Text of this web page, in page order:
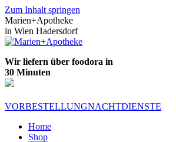
Zum Inhalt springen
Marien+Apotheke
in Wien Hadersdorf
Wir liefern über foodora in
30 Minuten
VORBESTELLUNGNACHTDIENSTE
Home
Shop